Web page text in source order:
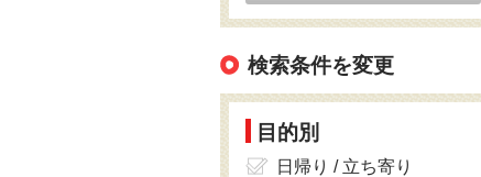
検索条件を変更
目的別
日帰り / 立ち寄り